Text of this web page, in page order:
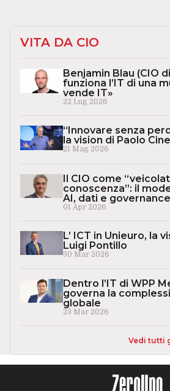
VITA DA CIO
Benjamin Blau (CIO
funziona l’IT di una
vende IT»
22 Lug 2026
“Innovare senza
la vision di Paolo
21 Mag 2026
Il CIO come
conoscenza”: il
AI, dati e
01 Apr 2026
L’ ICT in Unieuro, la
Luigi Pontillo
30 Mar 2026
Dentro l’IT di WPP
governa la
globale
23 Mar 2026
Vedi tutti